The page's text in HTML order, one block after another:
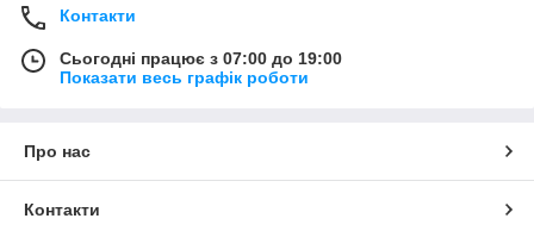
Контакти
Сьогодні працює з 07:00 до 19:00
Показати весь графік роботи
Про нас
Контакти